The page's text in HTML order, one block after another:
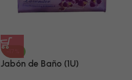
-17%
Jabón de Baño (1U)